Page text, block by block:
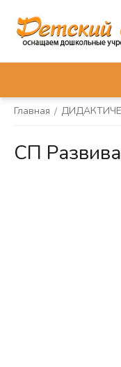
Главная /
СП